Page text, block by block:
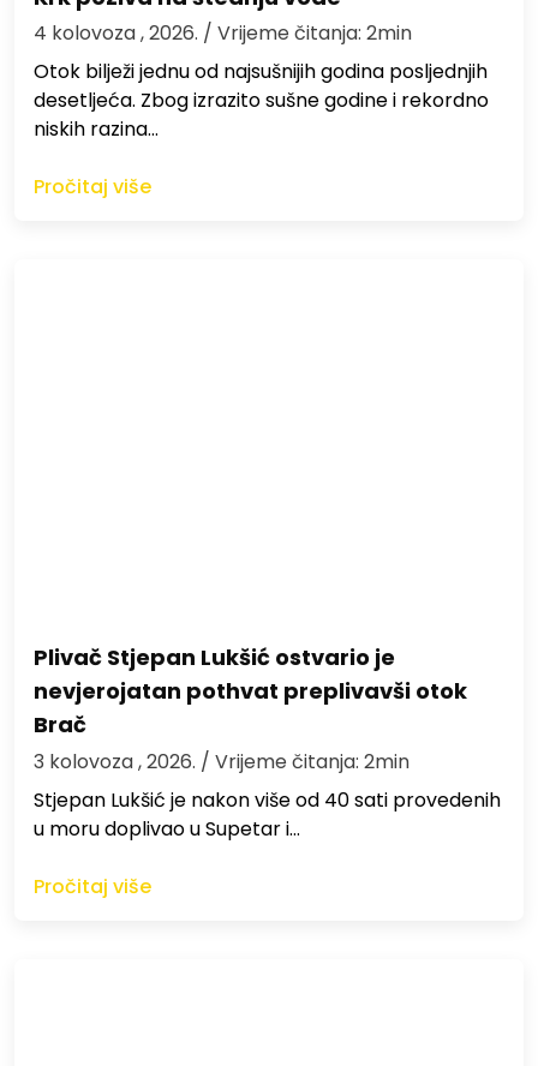
4 kolovoza , 2026. / Vrijeme čitanja: 2min
Otok bilježi jednu od najsušnijih godina posljednjih
desetljeća. Zbog izrazito sušne godine i rekordno
niskih razina…
Pročitaj više
Plivač Stjepan Lukšić ostvario je
nevjerojatan pothvat preplivavši otok
Brač
3 kolovoza , 2026. / Vrijeme čitanja: 2min
St​jepan Lukšić je nakon više od 40 sati provedenih
u moru doplivao u Supetar i…
Pročitaj više